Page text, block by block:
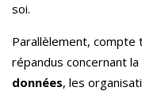
soi.
Parallèlement,
répandus concernant la
données, les